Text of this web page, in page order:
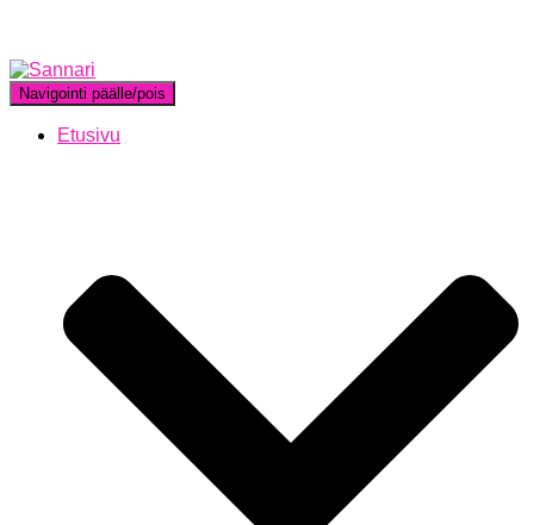
Navigointi päälle/pois
Etusivu